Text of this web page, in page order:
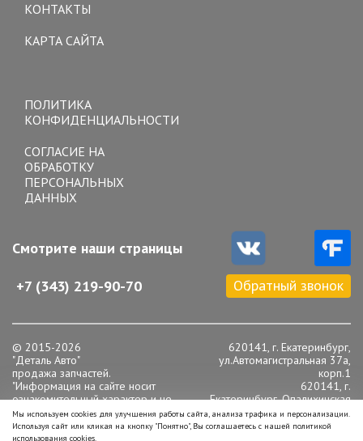
КОНТАКТЫ
КАРТА САЙТА
ПОЛИТИКА
КОНФИДЕНЦИАЛЬНОСТИ
СОГЛАСИЕ НА
ОБРАБОТКУ
ПЕРСОНАЛЬНЫХ
ДАННЫХ
Смотрите наши страницы
+7 (343) 219-90-70 Обратный звонок
© 2015-2026
"Деталь Авто"
продажа запчастей.
"Информация на сайте носит
ознакомительный характер и не
является публичной офертой,
определяемой положениями статьи
437 Гражданского кодекса РФ".
620141, г. Екатеринбург,
ул.Автомагистральная 37а,
корп.1
620141, г.
Екатеринбург, Опалихинская
16
Телефон: +7 (343) 219-90-
Мы используем cookies для улучшения работы сайта, анализа трафика и персонализации.
Используя сайт или кликая на кнопку "Понятно", Вы соглашаетесь с нашей политикой
использования cookies.